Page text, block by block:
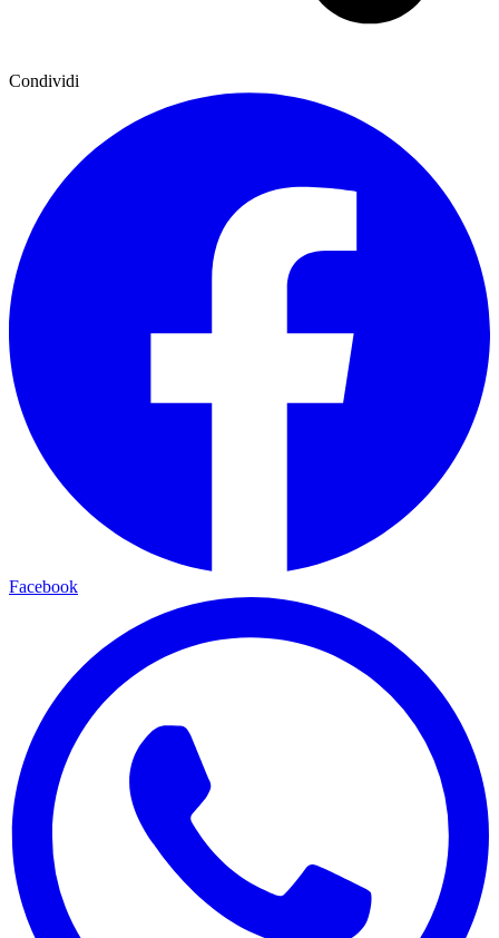
Condividi
Facebook